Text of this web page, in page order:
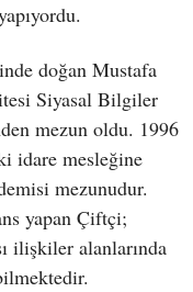
doğan Mustafa
Siyasal Bilgiler
mezun oldu. 1996
idare mesleğine
mezunudur.
yapan Çiftçi;
ilişkiler alanlarında